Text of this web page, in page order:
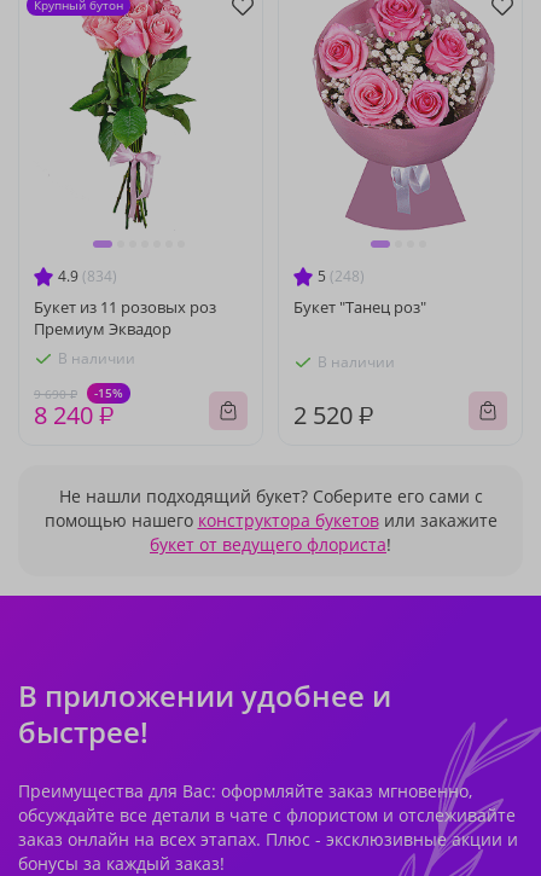
4.9 (834)
Букет из 11 розовых роз
Премиум Эквадор
В наличии
9 690 ₽ -15%
8 240 ₽
Крупный бутон
5 (248)
Букет "Танец роз"
В наличии
2 520 ₽
Не нашли подходящий букет? Соберите его сами с
помощью нашего конструктора букетовили закажите
букет от ведущего флориста!
В приложении удобнее и
быстрее!
Преимущества для Вас: оформляйте заказ мгновенно,
обсуждайте все детали в чате с флористом и отслеживайте
заказ онлайн на всех этапах. Плюс - эксклюзивные акции и
бонусы за каждый заказ!